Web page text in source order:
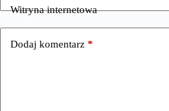
Witryna internetowa
Dodaj komentarz *